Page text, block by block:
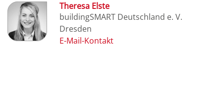
Theresa Elste
buildingSMART Deutschland e. V.
Dresden